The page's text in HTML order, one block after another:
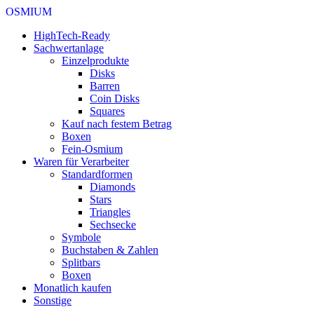
OSMIUM
HighTech-Ready
Sachwertanlage
Einzelprodukte
Disks
Barren
Coin Disks
Squares
Kauf nach festem Betrag
Boxen
Fein-Osmium
Waren für Verarbeiter
Standardformen
Diamonds
Stars
Triangles
Sechsecke
Symbole
Buchstaben & Zahlen
Splitbars
Boxen
Monatlich kaufen
Sonstige